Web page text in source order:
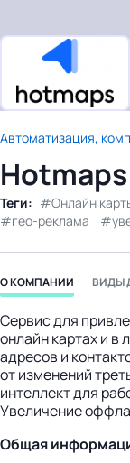
картина дня
темы
новости
материалы
события
бизнес-центр
Автоматизация,
Hotmaps
Теги: Онлайн
гео-реклама
О КОМПАНИИ ВИДЫ
Сервис для
онлайн картах и в
адресов и
от изменений
интеллект для
Увеличение
Общая